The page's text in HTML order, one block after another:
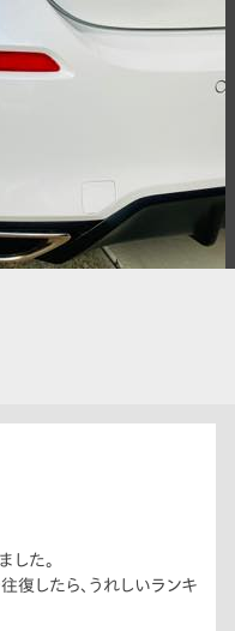
た。
復したら、うれしいランキ